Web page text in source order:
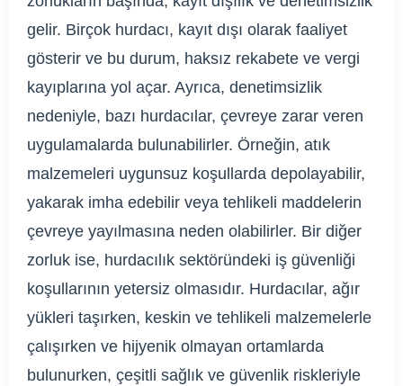
gelir. Birçok hurdacı, kayıt dışı olarak faaliyet
gösterir ve bu durum, haksız rekabete ve vergi
kayıplarına yol açar. Ayrıca, denetimsizlik
nedeniyle, bazı hurdacılar, çevreye zarar veren
uygulamalarda bulunabilirler. Örneğin, atık
malzemeleri uygunsuz koşullarda depolayabilir,
yakarak imha edebilir veya tehlikeli maddelerin
çevreye yayılmasına neden olabilirler. Bir diğer
zorluk ise, hurdacılık sektöründeki iş güvenliği
koşullarının yetersiz olmasıdır. Hurdacılar, ağır
yükleri taşırken, keskin ve tehlikeli malzemelerle
çalışırken ve hijyenik olmayan ortamlarda
bulunurken, çeşitli sağlık ve güvenlik riskleriyle